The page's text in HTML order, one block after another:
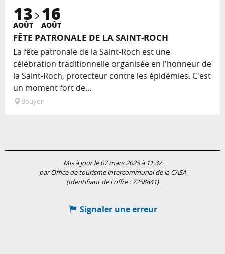
13
AOÛT 16
AOÛT
FÊTE PATRONALE DE LA SAINT-ROCH
La fête patronale de la Saint-Roch est une
célébration traditionnelle organisée en l'honneur de
la Saint-Roch, protecteur contre les épidémies. C'est
un moment fort de...
Bouyon
Mis à jour le 07 mars 2025 à 11:32
par Office de tourisme intercommunal de la CASA
(Identifiant de l'offre : 7258841)
Signaler une erreur